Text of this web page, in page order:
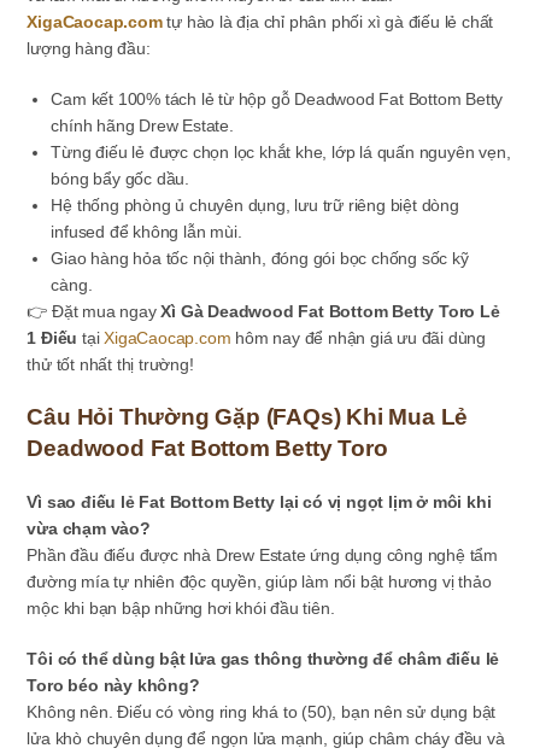
XigaCaocap.comtự hào là địa chỉ phân phối xì gà điếu lẻ chất
lượng hàng đầu:
Cam kết 100% tách lẻ từ hộp gỗ Deadwood Fat Bottom Betty
chính hãng Drew Estate.
Từng điếu lẻ được chọn lọc khắt khe, lớp lá quấn nguyên vẹn,
bóng bẩy gốc dầu.
Hệ thống phòng ủ chuyên dụng, lưu trữ riêng biệt dòng
infused để không lẫn mùi.
Giao hàng hỏa tốc nội thành, đóng gói bọc chống sốc kỹ
càng.
👉 Đặt mua ngayXì Gà Deadwood Fat Bottom Betty Toro Lẻ
1 Điếu tạiXigaCaocap.com hôm nay để nhận giá ưu đãi dùng
thử tốt nhất thị trường!
Câu Hỏi Thường Gặp (FAQs) Khi Mua Lẻ
Deadwood Fat Bottom Betty Toro
Vì sao điếu lẻ Fat Bottom Betty lại có vị ngọt lịm ở môi khi
vừa chạm vào?
Phần đầu điếu được nhà Drew Estate ứng dụng công nghệ tẩm
đường mía tự nhiên độc quyền, giúp làm nổi bật hương vị thảo
mộc khi bạn bập những hơi khói đầu tiên.
Tôi có thể dùng bật lửa gas thông thường để châm điếu lẻ
Toro béo này không?
Không nên. Điếu có vòng ring khá to (50), bạn nên sử dụng bật
lửa khò chuyên dụng để ngọn lửa mạnh, giúp châm cháy đều và